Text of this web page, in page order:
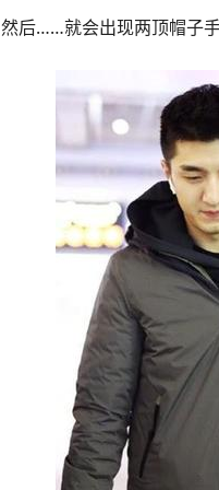
然后……就会出现两顶帽子